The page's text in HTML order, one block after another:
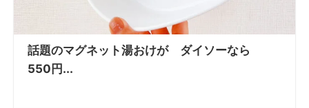
話題のマグネット湯おけが ダイソーなら
550円...